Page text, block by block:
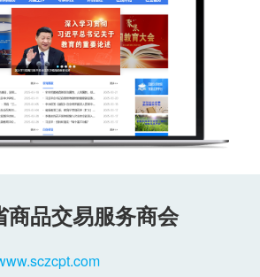
商品交易服务商会